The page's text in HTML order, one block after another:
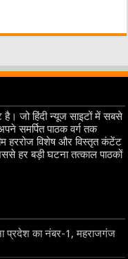
है। जो हिंदी न्यूज साइटों में सबसे
समर्पित पाठक वर्ग तक
हररोज विशेष और विस्तृत कंटेंट
हर बड़ी घटना तत्काल पाठकों
प्रदेश का नंबर-1, महराजगंज